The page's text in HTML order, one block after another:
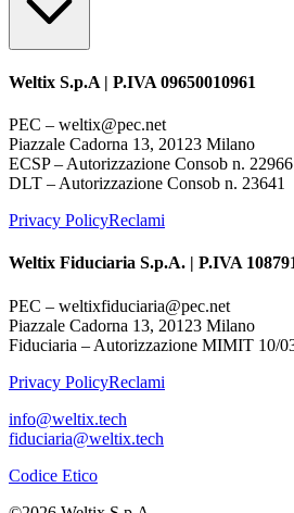
Weltix S.p.A | P.IVA 09650010961
PEC – weltix@pec.net
Piazzale Cadorna 13, 20123 Milano
ECSP – Autorizzazione Consob n. 22966
DLT – Autorizzazione Consob n. 23641
Privacy PolicyReclami
Weltix Fiduciaria S.p.A. | P.IVA
PEC – weltixfiduciaria@pec.net
Piazzale Cadorna 13, 20123 Milano
Fiduciaria – Autorizzazione MIMIT 10/
Privacy PolicyReclami
info@weltix.tech
fiduciaria@weltix.tech
Codice Etico